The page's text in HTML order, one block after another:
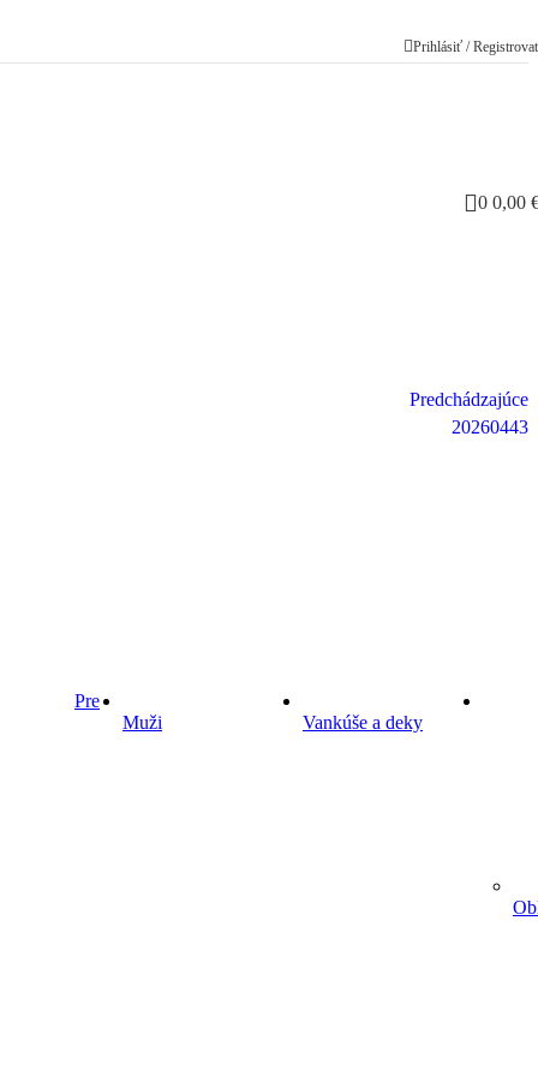
Prihlásiť /
0 0,00
Predchádzajúce
20260443
Pre
Muži Vankúše a deky